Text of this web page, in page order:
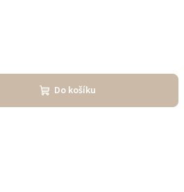
Do košíku